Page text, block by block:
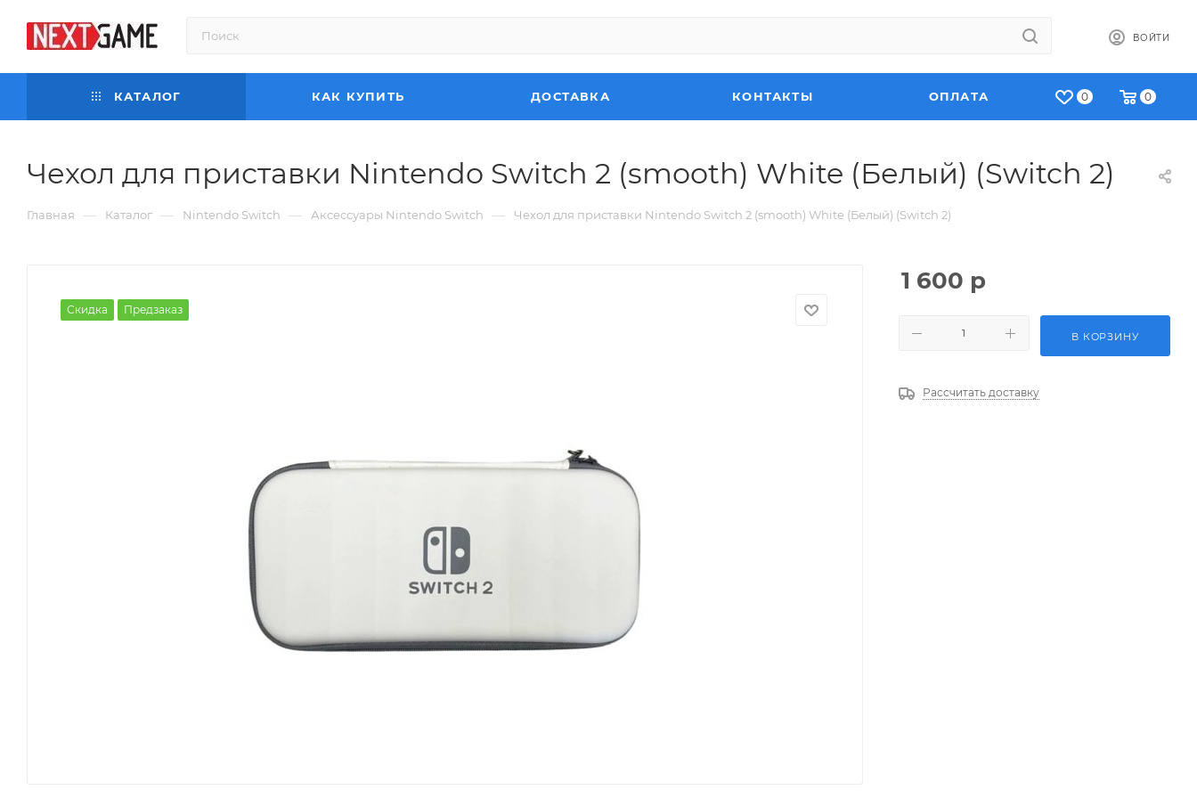
ВОЙТИ
0 0
КАТАЛОГ КАК КУПИТЬ ДОСТАВКА КОНТАКТЫ ОПЛАТА
Чехол для приставки Nintendo Switch 2 (smooth) White (Белый) (Switch 2)
Главная — Каталог — Nintendo Switch — Аксессуары Nintendo Switch — Чехол для приставки Nintendo Switch 2 (smooth) White (Белый) (Switch 2)
Скидка Предзаказ
1 600 р
В КОРЗИНУ
Рассчитать доставку